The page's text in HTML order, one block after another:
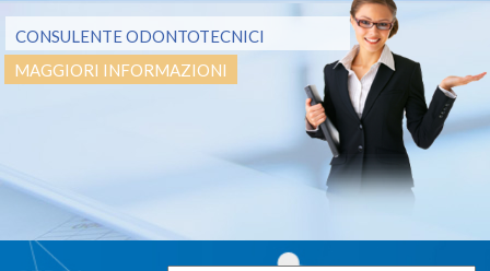
CONSULENTE ODONTOTECNICI
MAGGIORI INFORMAZIONI